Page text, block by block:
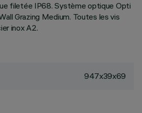
filetée IP68. Système optique Opti
Grazing Medium. Toutes les vis
inox A2.
947x39x69